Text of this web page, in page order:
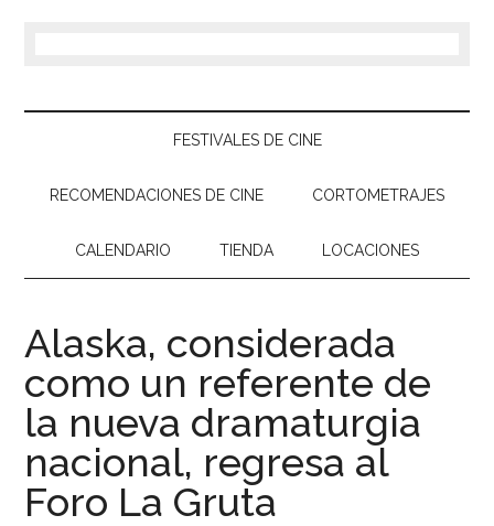
FESTIVALES DE CINE
RECOMENDACIONES DE CINE CORTOMETRAJES
CALENDARIO TIENDA LOCACIONES
Alaska, considerada
como un referente de
la nueva dramaturgia
nacional, regresa al
Foro La Gruta